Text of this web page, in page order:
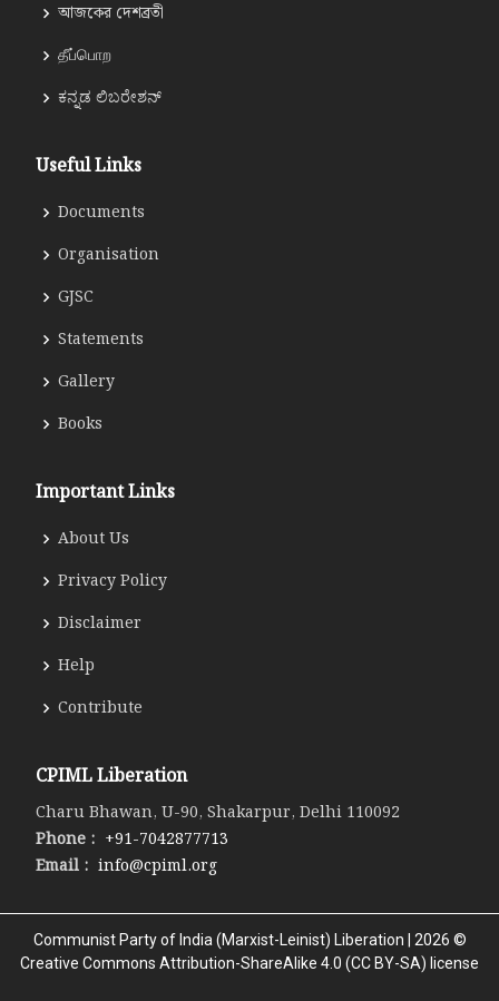
আজকের দেশব্রতী
தீப்பொற
ಕನ್ನಡ ಲಿಬರೇಶನ್
Useful Links
Documents
Organisation
GJSC
Statements
Gallery
Books
Important Links
About Us
Privacy Policy
Disclaimer
Help
Contribute
CPIML Liberation
Charu Bhawan, U-90, Shakarpur, Delhi 110092
Phone : +91-7042877713
Email : info@cpiml.org
Communist Party of India (Marxist-Leinist) Liberation | 2026 ©
Creative Commons Attribution-ShareAlike 4.0 (CC BY-SA) license